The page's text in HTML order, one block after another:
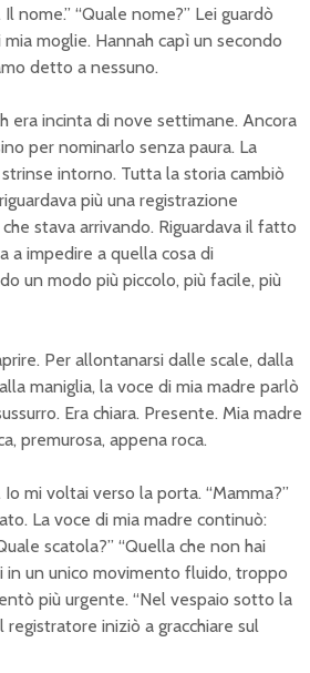
nome.” “Quale nome?” Lei guardò
moglie. Hannah capì un secondo
detto a nessuno.
era incinta di nove settimane. Ancora
per nominarlo senza paura. La
intorno. Tutta la storia cambiò
più una registrazione
stava arrivando. Riguardava il fatto
a impedire a quella cosa di
un modo più piccolo, più facile, più
Per allontanarsi dalle scale, dalla
maniglia, la voce di mia madre parlò
Era chiara. Presente. Mia madre
premurosa, appena roca.
mi voltai verso la porta. “Mamma?”
La voce di mia madre continuò:
scatola?” “Quella che non hai
in un unico movimento fluido, troppo
più urgente. “Nel vespaio sotto la
registratore iniziò a gracchiare sul